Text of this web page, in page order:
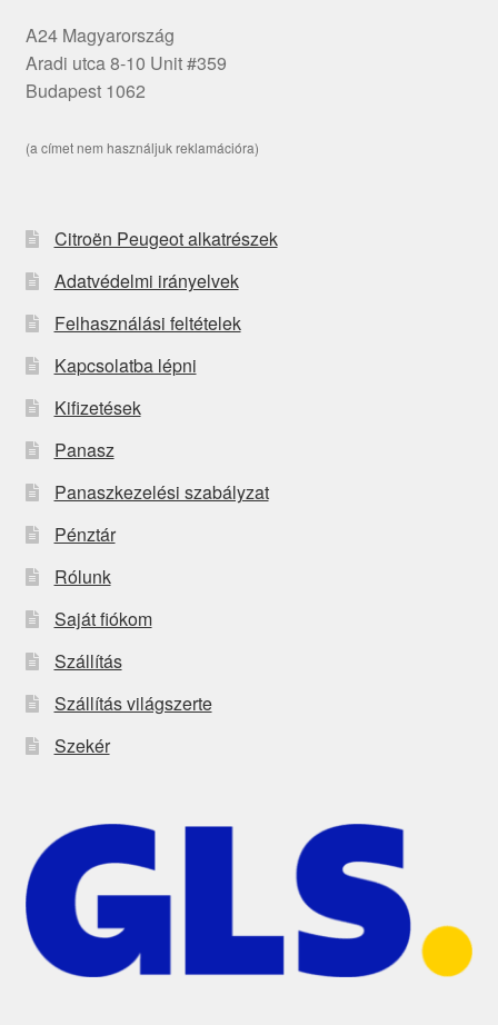
A24 Magyarország
Aradi utca 8-10 Unit #359
Budapest 1062
(a címet nem használjuk reklamációra)
Citroën Peugeot alkatrészek
Adatvédelmi irányelvek
Felhasználási feltételek
Kapcsolatba lépni
Kifizetések
Panasz
Panaszkezelési szabályzat
Pénztár
Rólunk
Saját fiókom
Szállítás
Szállítás világszerte
Szekér